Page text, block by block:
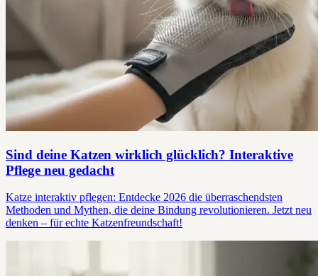
Sind deine Katzen wirklich glücklich? Interaktive
Pflege neu gedacht
Katze interaktiv pflegen: Entdecke 2026 die überraschendsten
Methoden und Mythen, die deine Bindung revolutionieren. Jetzt neu
denken – für echte Katzenfreundschaft!